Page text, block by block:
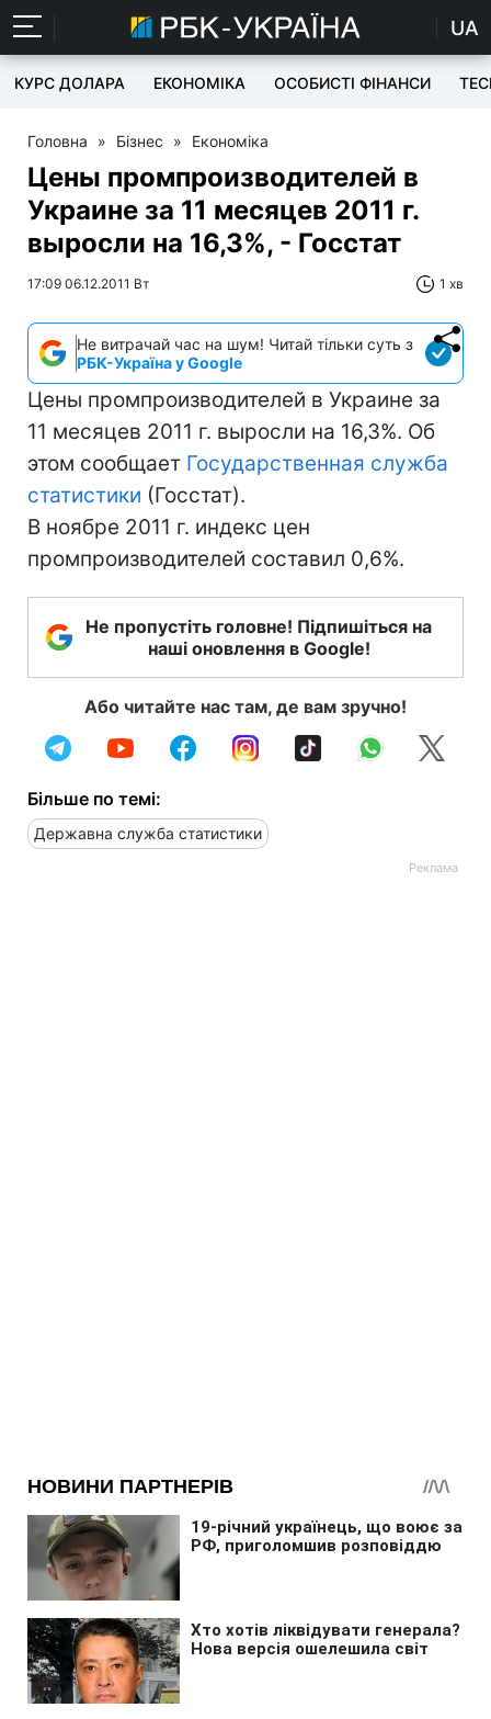
UA
КУРС ДОЛАРА ЕКОНОМІКА ОСОБИСТІ ФІНАНСИ
Головна » Бізнес » Економіка
Цены промпроизводителей в
Украине за 11 месяцев 2011 г.
выросли на 16,3%, - Госстат
17:09 06.12.2011 Вт 1 хв
Не витрачай час на шум! Читай тільки суть з
РБК-Україна у Google
Цены промпроизводителей в Украине за
11 месяцев 2011 г. выросли на 16,3%. Об
этом сообщает Государственная служба
статистики (Госстат).
В ноябре 2011 г. индекс цен
промпроизводителей составил 0,6%.
Не пропустіть головне! Підпишіться на
наші оновлення в Google!
Або читайте нас там, де вам зручно!
Більше по темі:
Державна служба статистики